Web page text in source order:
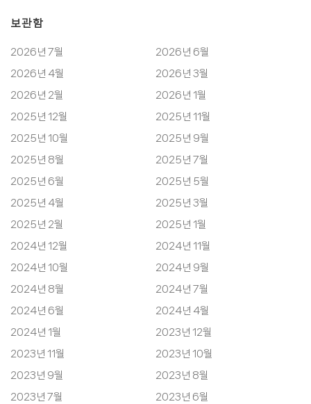
보관함
2026년 7월
2026년 6월
2026년 4월
2026년 3월
2026년 2월
2026년 1월
2025년 12월
2025년 11월
2025년 10월
2025년 9월
2025년 8월
2025년 7월
2025년 6월
2025년 5월
2025년 4월
2025년 3월
2025년 2월
2025년 1월
2024년 12월
2024년 11월
2024년 10월
2024년 9월
2024년 8월
2024년 7월
2024년 6월
2024년 4월
2024년 1월
2023년 12월
2023년 11월
2023년 10월
2023년 9월
2023년 8월
2023년 7월
2023년 6월